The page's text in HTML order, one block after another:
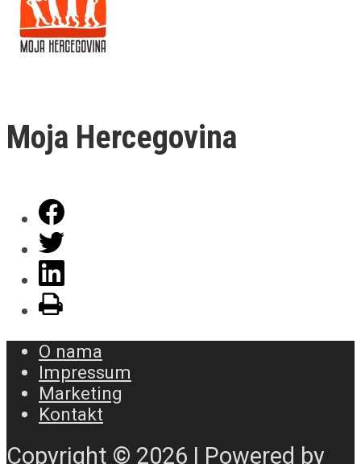
Moja Hercegovina
O nama
Impressum
Marketing
Kontakt
Copyright © 2026 | Powered by